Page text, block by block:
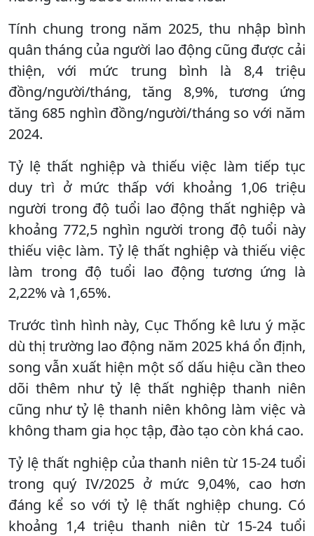
Tính chung trong năm 2025, thu nhập bình
quân tháng của người lao động cũng được cải
thiện, với mức trung bình là 8,4 triệu
đồng/người/tháng, tăng 8,9%, tương ứng
tăng 685 nghìn đồng/người/tháng so với năm
2024.
Tỷ lệ thất nghiệp và thiếu việc làm tiếp tục
duy trì ở mức thấp với khoảng 1,06 triệu
người trong độ tuổi lao động thất nghiệp và
khoảng 772,5 nghìn người trong độ tuổi này
thiếu việc làm. Tỷ lệ thất nghiệp và thiếu việc
làm trong độ tuổi lao động tương ứng là
2,22% và 1,65%.
Trước tình hình này, Cục Thống kê lưu ý mặc
dù thị trường lao động năm 2025 khá ổn định,
song vẫn xuất hiện một số dấu hiệu cần theo
dõi thêm như tỷ lệ thất nghiệp thanh niên
cũng như tỷ lệ thanh niên không làm việc và
không tham gia học tập, đào tạo còn khá cao.
Tỷ lệ thất nghiệp của thanh niên từ 15-24 tuổi
trong quý IV/2025 ở mức 9,04%, cao hơn
đáng kể so với tỷ lệ thất nghiệp chung. Có
khoảng 1,4 triệu thanh niên từ 15-24 tuổi